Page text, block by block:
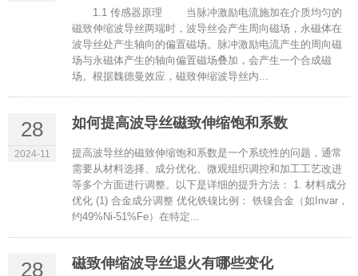
1.1 传感器原理 当脉冲激励电流施加在介质均匀的
磁致伸缩波导丝两端时，波导丝会产生周向磁场，永磁体在
波导丝处产生轴向的偏置磁场。脉冲激励电流产生的周向磁
场与永磁体产生的轴向偏置磁场叠加，会产生一个合成磁
场。根据魏德曼效应，磁致伸缩波导丝内...
28
2024-11
如何提高波导丝磁致伸缩饱和系数
提高波导丝的磁致伸缩饱和系数是一个系统性的问题，通常
需要从材料选择、成分优化、微观组织调控和加工工艺改进
等多个方面进行调整。以下是详细的提升方法： 1. 材料成分
优化 (1) 合金成分调整 优化铁镍比例： 铁镍合金（如Invar，
约49%Ni-51%Fe）在特定...
28 磁致伸缩波导丝退火有哪些变化